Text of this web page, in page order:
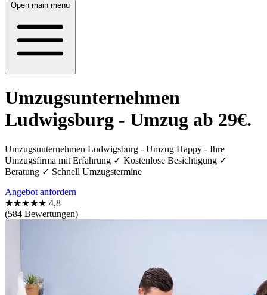
Open main menu
Umzugsunternehmen
Ludwigsburg - Umzug ab 29€.
Umzugsunternehmen Ludwigsburg - Umzug Happy - Ihre
Umzugsfirma mit Erfahrung ✓ Kostenlose Besichtigung ✓
Beratung ✓ Schnell Umzugstermine
Angebot anfordern
★★★★★ 4,8
(584 Bewertungen)